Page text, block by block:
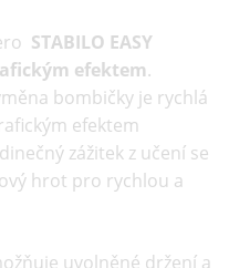
STABILO EASY
efektem.
bombičky je rychlá
efektem
zážitek z učení se
hrot pro rychlou a
uvolněné držení a